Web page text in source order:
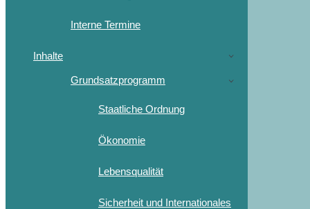
Interne Termine
Inhalte
Grundsatzprogramm
Staatliche Ordnung
Ökonomie
Lebensqualität
Sicherheit und Internationales